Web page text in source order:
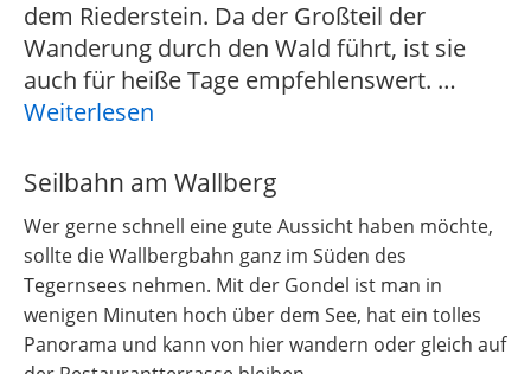
dem Riederstein. Da der Großteil der
Wanderung durch den Wald führt, ist sie
auch für heiße Tage empfehlenswert. …
Weiterlesen
Seilbahn am Wallberg
Wer gerne schnell eine gute Aussicht haben möchte,
sollte die Wallbergbahn ganz im Süden des
Tegernsees nehmen. Mit der Gondel ist man in
wenigen Minuten hoch über dem See, hat ein tolles
Panorama und kann von hier wandern oder gleich auf